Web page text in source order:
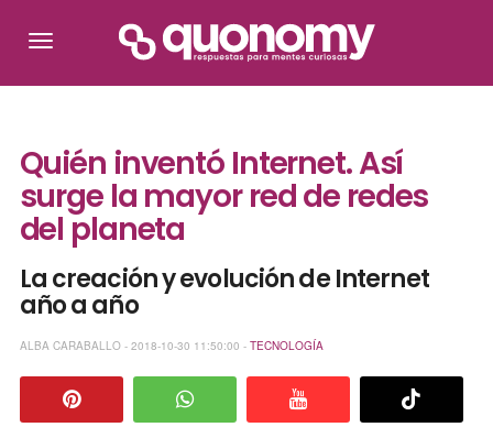
Quién inventó Internet. Así
surge la mayor red de redes
del planeta
La creación y evolución de Internet
año a año
ALBA CARABALLO - 2018-10-30 11:50:00 - TECNOLOGÍA